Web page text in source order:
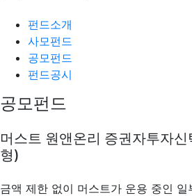
펀드소개
사모펀드
공모펀드
펀드공시
공모펀드
머스트 원앤온리 증권자투자
형)
금액 제한 없이 머스트가 운용 중인